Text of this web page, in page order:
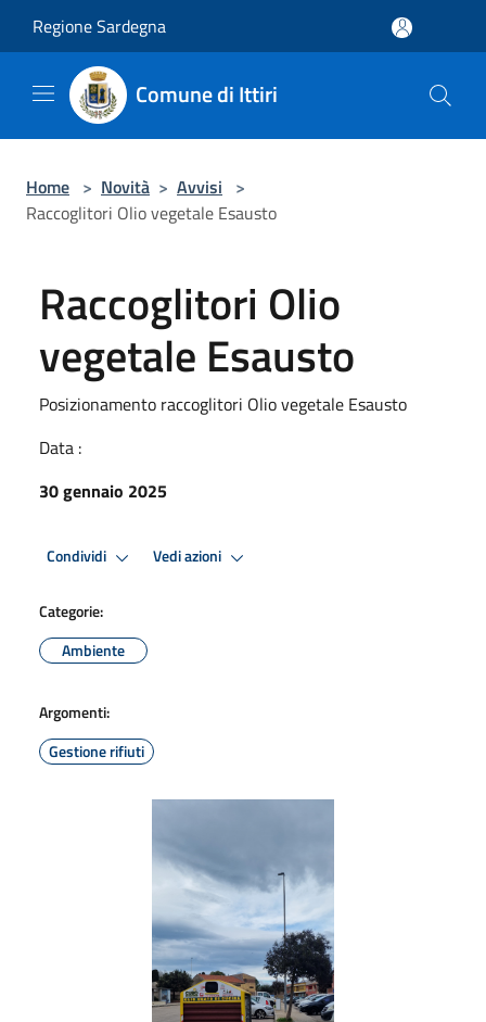
Regione Sardegna
Comune di Ittiri
Home > Novità > Avvisi >
Raccoglitori Olio vegetale Esausto
Raccoglitori Olio
vegetale Esausto
Posizionamento raccoglitori Olio vegetale Esausto
Data :
30 gennaio 2025
Condividi Vedi azioni
Categorie:
Ambiente
Argomenti:
Gestione rifiuti